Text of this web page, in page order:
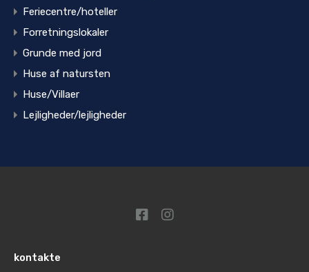
Feriecentre/hoteller
Forretningslokaler
Grunde med jord
Huse af natursten
Huse/Villaer
Lejligheder/lejligheder
kontakte